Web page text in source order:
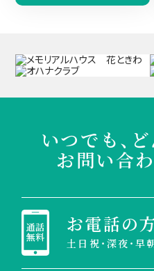
いつでも、
お問い合
お電話の
土日祝・深夜・